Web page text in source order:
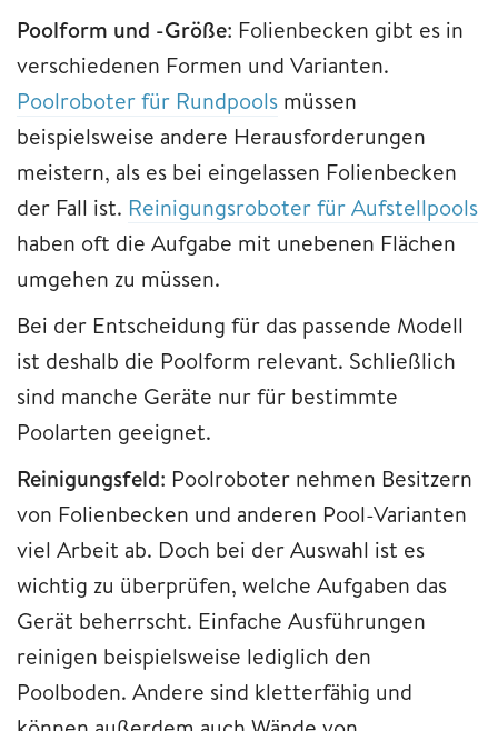
Poolform und -Größe: Folienbecken gibt es in
verschiedenen Formen und Varianten.
Poolroboter für Rundpools müssen
beispielsweise andere Herausforderungen
meistern, als es bei eingelassen Folienbecken
der Fall ist. Reinigungsroboter für Aufstellpools
haben oft die Aufgabe mit unebenen Flächen
umgehen zu müssen.
Bei der Entscheidung für das passende Modell
ist deshalb die Poolform relevant. Schließlich
sind manche Geräte nur für bestimmte
Poolarten geeignet.
Reinigungsfeld: Poolroboter nehmen Besitzern
von Folienbecken und anderen Pool-Varianten
viel Arbeit ab. Doch bei der Auswahl ist es
wichtig zu überprüfen, welche Aufgaben das
Gerät beherrscht. Einfache Ausführungen
reinigen beispielsweise lediglich den
Poolboden. Andere sind kletterfähig und